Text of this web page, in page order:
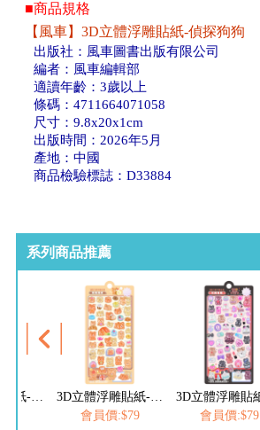
■商品規格
【風車】3D立體浮雕貼紙-偵探狗狗
出版社：風車圖書出版有限公司
編者：風車編輯部
適讀年齡：3歲以上
條碼：4711664071058
尺寸：9.8x20x1cm
出版時間：2026年5月
產地：中國
商品檢驗標誌：D33884
系列商品推薦
會員價:$79
會員價:$79